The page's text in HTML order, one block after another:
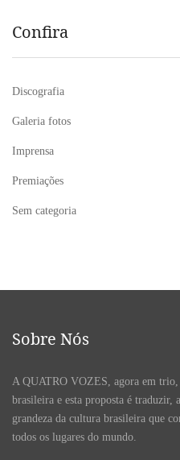
Confira
Discografia
Galeria fotos
Imprensa
Premiações
Sem categoria
Sobre Nós
A QUATRO VOZES, agora em
brasileira e esta proposta é traduzir,
grandeza da cultura brasileira que
todos os lugares do mundo.